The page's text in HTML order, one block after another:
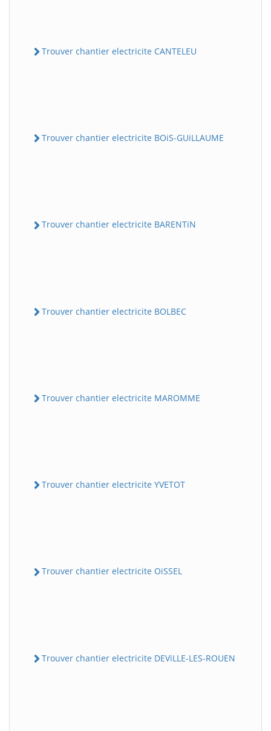
Trouver chantier electricite CANTELEU
Trouver chantier electricite BOiS-GUiLLAUME
Trouver chantier electricite BARENTiN
Trouver chantier electricite BOLBEC
Trouver chantier electricite MAROMME
Trouver chantier electricite YVETOT
Trouver chantier electricite OiSSEL
Trouver chantier electricite DEViLLE-LES-ROUEN